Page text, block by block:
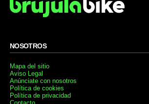
NOSOTROS
Mapa del sitio
Aviso Legal
Anúnciate con nosotros
Política de cookies
Política de privacidad